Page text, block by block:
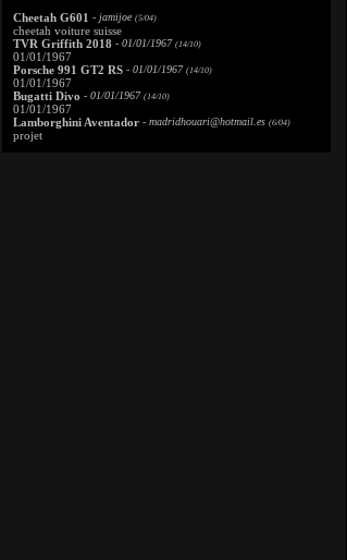
Cheetah G601 - jamijoe (5/04)
cheetah voiture suisse
TVR Griffith 2018 - 01/01/1967 (14/10)
01/01/1967
Porsche 991 GT2 RS - 01/01/1967 (14/10)
01/01/1967
Bugatti Divo - 01/01/1967 (14/10)
01/01/1967
Lamborghini Aventador - madridhouari@hotmail.es (6/04)
projet